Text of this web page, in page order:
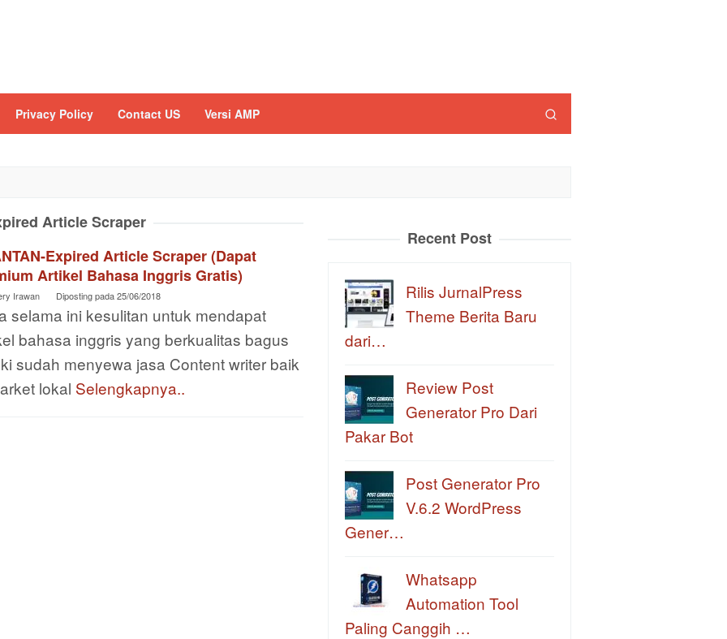
Privacy Policy Contact US Versi AMP
Article Scraper
Expired Article Scraper (Dapat
Artikel Bahasa Inggris Gratis)
Irawan Diposting pada25/06/2018
selama ini kesulitan untuk mendapat
bahasa inggris yang berkualitas bagus
sudah menyewa jasa Content writer baik
lokal Selengkapnya..
Recent Post
Rilis JurnalPress
Theme Berita Baru
dari…
Review Post
Generator Pro Dari
Pakar Bot
Post Generator Pro
V.6.2 WordPress
Gener…
Whatsapp
Automation Tool
Paling Canggih …